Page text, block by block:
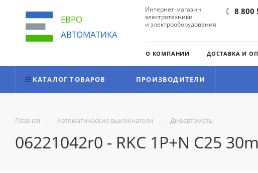
ЕВРО
АВТОМАТИКА
Интернет-магазин
электротехники
и электрооборудования
8 800
О КОМПАНИИ ДОСТАВКА И
КАТАЛОГ ТОВАРОВ ПРОИЗВОДИТЕЛИ
Главная — Автоматические выключатели — Дифавтоматы
06221042r0 - RKC 1P+N C25